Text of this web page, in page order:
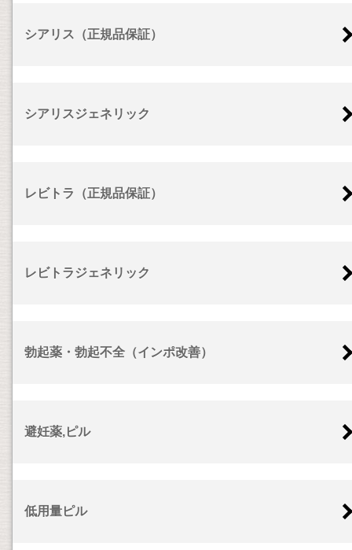
シアリス（正規品保証）
シアリスジェネリック
レビトラ（正規品保証）
レビトラジェネリック
勃起薬・勃起不全（インポ改善）
避妊薬,ピル
低用量ピル